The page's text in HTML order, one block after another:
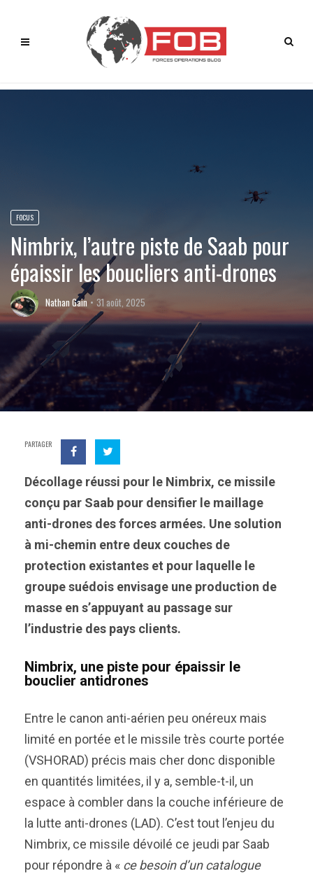
FOCUS
Nimbrix, l’autre piste de Saab pour
épaissir les boucliers anti-drones
Nathan Gain 31 août, 2025
PARTAGER
Décollage réussi pour le Nimbrix, ce missile
conçu par Saab pour densifier le maillage
anti-drones des forces armées. Une solution
à mi-chemin entre deux couches de
protection existantes et pour laquelle le
groupe suédois envisage une production de
masse en s’appuyant au passage sur
l’industrie des pays clients.
Nimbrix, une piste pour épaissir le
bouclier antidrones
Entre le canon anti-aérien peu onéreux mais
limité en portée et le missile très courte portée
(VSHORAD) précis mais cher donc disponible
en quantités limitées, il y a, semble-t-il, un
espace à combler dans la couche inférieure de
la lutte anti-drones (LAD). C’est tout l’enjeu du
Nimbrix, ce missile dévoilé ce jeudi par Saab
pour répondre à « ce besoin d’un catalogue